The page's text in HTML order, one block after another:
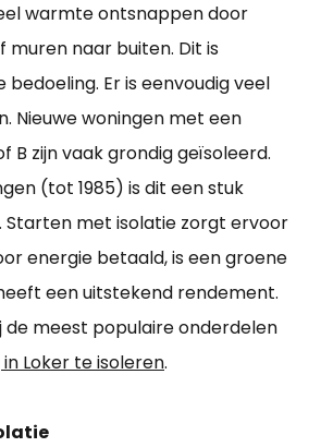
warmte ontsnappen door
muren naar buiten. Dit is
bedoeling. Er is eenvoudig veel
Nieuwe woningen met een
B zijn vaak grondig geïsoleerd.
(tot 1985) is dit een stuk
Starten met isolatie zorgt ervoor
energie betaald, is een groene
een uitstekend rendement.
de meest populaire onderdelen
Loker te isoleren.